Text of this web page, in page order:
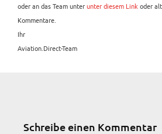
oder an das Team unterunter diesem Link oder
Kommentare.
Ihr
Aviation.Direct-Team
Schreibe einen Kommentar